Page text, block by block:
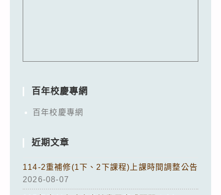
百年校慶專網
百年校慶專網
近期文章
114-2重補修(1下、2下課程)上課時間調整公告
2026-08-07